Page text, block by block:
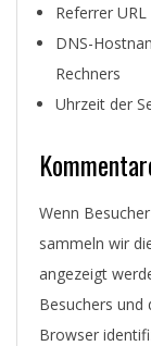
Referrer URL
DNS-
Rechners
Uhrzeit der
Wenn
sammeln wir
angezeigt
Besuchers und
Browser